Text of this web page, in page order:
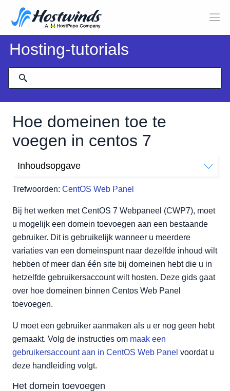
Hosting-tutorials
Hoe domeinen toe te
voegen in centos 7
Trefwoorden: CentOS Web Panel
Inhoudsopgave
Bij het werken met CentOS 7 Webpaneel (CWP7), moet
u mogelijk een domein toevoegen aan een bestaande
gebruiker. Dit is gebruikelijk wanneer u meerdere
variaties van een domeinspunt naar dezelfde inhoud wilt
hebben of meer dan één site bij domeinen hebt die u in
hetzelfde gebruikersaccount wilt hosten. Deze gids gaat
over hoe domeinen binnen Centos Web Panel
toevoegen.
U moet een gebruiker aanmaken als u er nog geen hebt
gemaakt. Volg de instructies om maak een
gebruikersaccount aan in CentOS Web Panel voordat u
deze handleiding volgt.
Het domein toevoegen